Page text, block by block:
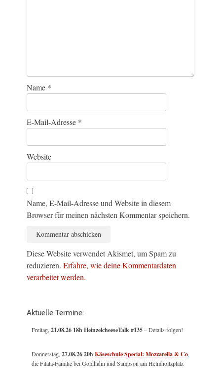
Name *
E-Mail-Adresse *
Website
Name, E-Mail-Adresse und Website in diesem
Browser für meinen nächsten Kommentar speichern.
Diese Website verwendet Akismet, um Spam zu
reduzieren. Erfahre, wie deine Kommentardaten
verarbeitet werden.
Aktuelle Termine:
Freitag, 21.08.26 18h HeinzelcheeseTalk #135– Details folgen!
Donnerstag, 27.08.26 20hKäseschule Special: Mozzarella & Co
die Filata-Familie bei Goldhahn und Sampson am Helmholtzplatz